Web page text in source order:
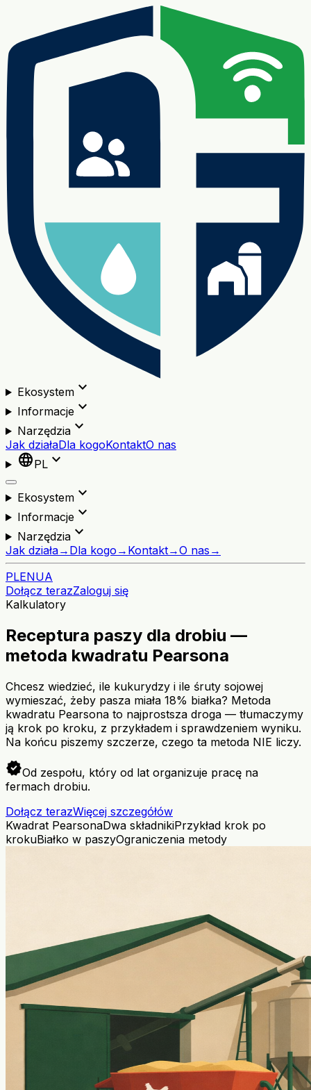
Ekosystemexpand_more
Informacjeexpand_more
Narzędziaexpand_more
Jak działaDla kogoKontaktO nas
languagePL expand_more
Ekosystemexpand_more
Informacjeexpand_more
Narzędziaexpand_more
Jak działa→ Dla kogo → Kontakt→O nas →
PLENUA
Dołącz terazZaloguj się
Kalkulatory
Receptura paszy dla drobiu —
metoda kwadratu Pearsona
Chcesz wiedzieć, ile kukurydzy i ile śruty sojowej
wymieszać, żeby pasza miała 18% białka? Metoda
kwadratu Pearsona to najprostsza droga — tłumaczymy
ją krok po kroku, z przykładem i sprawdzeniem wyniku.
Na końcu piszemy szczerze, czego ta metoda NIE liczy.
verifiedOd zespołu, który od lat organizuje pracę na
fermach drobiu.
Dołącz terazWięcej szczegółów
Kwadrat PearsonaDwa składnikiPrzykład krok po
krokuBiałko w paszyOgraniczenia metody